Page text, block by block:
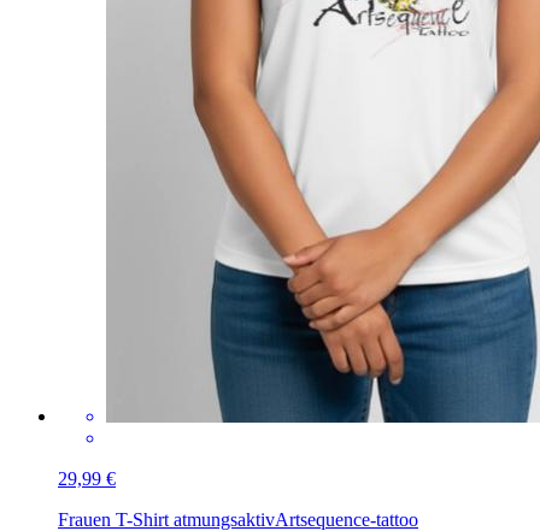
29,99 €
Frauen T-Shirt atmungsaktivArtsequence-tattoo